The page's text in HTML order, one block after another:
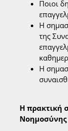
Ποιοι
Η
της
Η
Η πρακτική
Νοημοσύνης